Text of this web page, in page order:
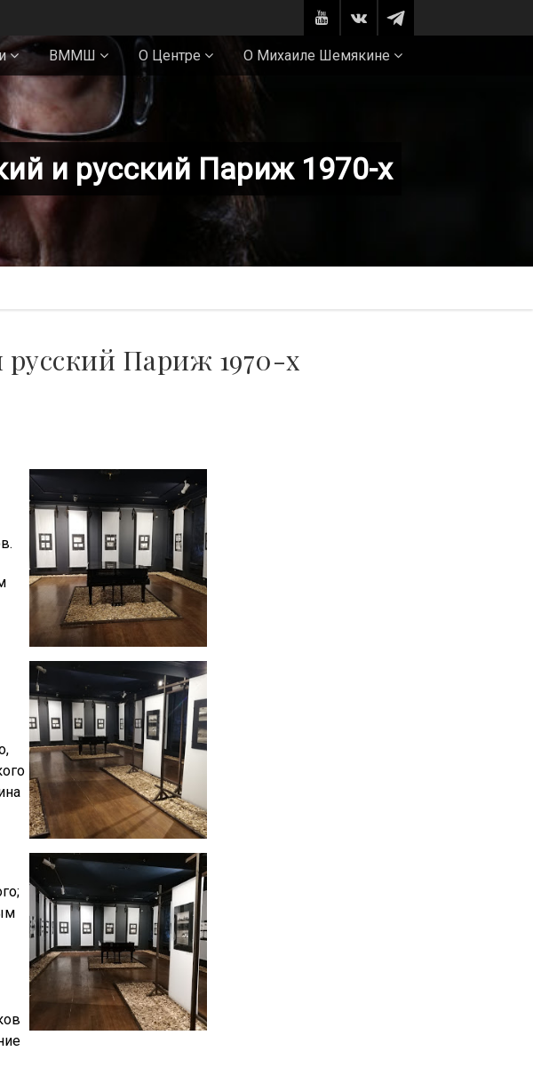
ВММШ О Центре О Михаиле Шемякине
и русский Париж 1970-х
Париж 1970-х